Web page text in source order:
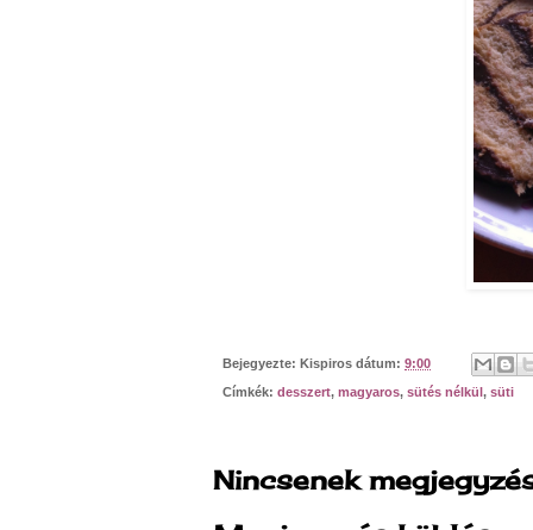
Bejegyezte: Kispiros dátum: 9:00
Címkék: desszert, magyaros, sütés nélkül, süti
Nincsenek